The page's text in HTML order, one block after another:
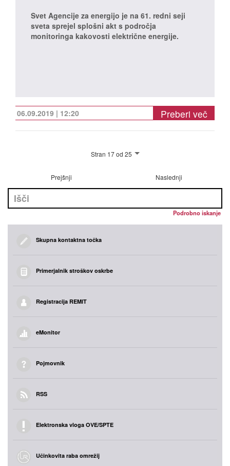
Svet Agencije za energijo je na 61. redni seji
sveta sprejel splošni akt s področja
monitoringa kakovosti električne energije.
06.09.2019 | 12:20 Preberi več
Stran 17 od 25
Prejšnji Naslednji
Podrobno iskanje
Skupna kontaktna točka
Primerjalnik stroškov oskrbe
Registracija REMIT
eMonitor
Pojmovnik
RSS
Elektronska vloga OVE/SPTE
Učinkovita raba omrežij